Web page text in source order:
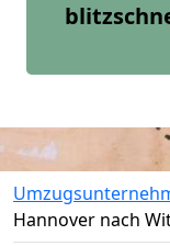
Hannover nach